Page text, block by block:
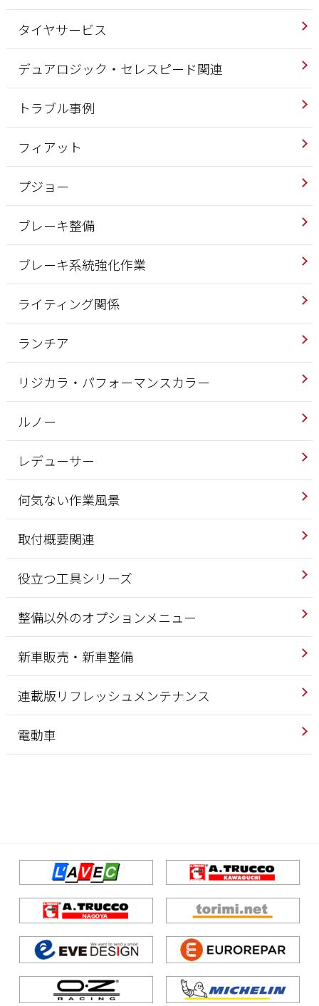
タイヤサービス
デュアロジック・セレスピード関連
トラブル事例
フィアット
プジョー
ブレーキ整備
ブレーキ系統強化作業
ライティング関係
ランチア
リジカラ・パフォーマンスカラー
ルノー
レデューサー
何気ない作業風景
取付概要関連
役立つ工具シリーズ
整備以外のオプションメニュー
新車販売・新車整備
連載版リフレッシュメンテナンス
電動車